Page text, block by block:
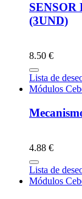
SENSOR
(3UND)
8.50 €
Lista de
Módulos
4.88 €
Lista de
Módulos